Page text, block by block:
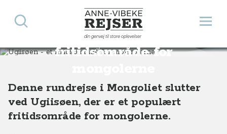
Anne-Vibeke Rejser
din genvej til store oplevelser
Åbn
Søg
Ugiisøen - et
fritidsområde for
Destinationer Asien Mongoliet Ugiisøen - et fritidsområde for mongolerne
Denne rundrejse i Mongoliet slutter
ved Ugiisøen, der er et populært
fritidsområde for mongolerne.